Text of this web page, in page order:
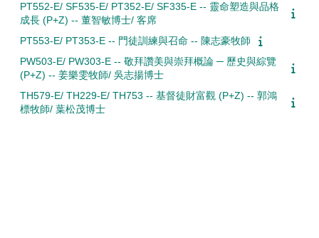
PT552-E/ SF535-E/ PT352-E/ SF335-E -- 靈命塑造與品格
成長 (P+Z) -- 董智敏博士/ 客席
PT553-E/ PT353-E -- 門徒訓練與召命 -- 陳志豪牧師
PW503-E/ PW303-E -- 敬拜讚美與崇拜概論 ─ 歷史與綜覽
(P+Z) -- 姜樂雯牧師/ 吳志揚博士
TH579-E/ TH229-E/ TH753 -- 基督徒財富觀 (P+Z) -- 郭鴻
標牧師/ 葉松茂博士